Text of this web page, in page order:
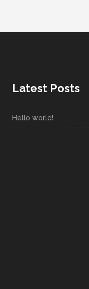
Latest Posts
Hello world!